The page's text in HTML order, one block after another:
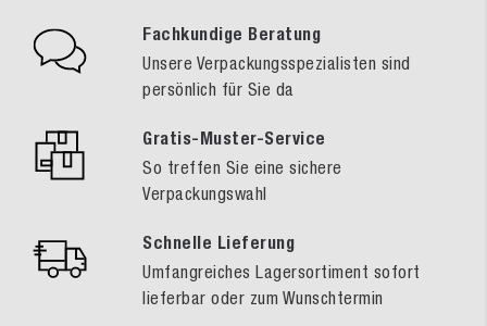
Fachkundige Beratung
Unsere Verpackungsspezialisten sind
persönlich für Sie da
Gratis-Muster-Service
So treffen Sie eine sichere
Verpackungswahl
Schnelle Lieferung
Umfangreiches Lagersortiment sofort
lieferbar oder zum Wunschtermin